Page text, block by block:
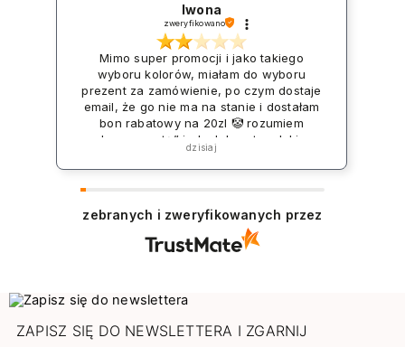
Iwona
zweryfikowano
Mimo super promocji i jako takiego
wyboru kolorów, miałam do wyboru
prezent za zamówienie, po czym dostaje
email, że go nie ma na stanie i dostałam
bon rabatowy na 20zl 🤡 rozumiem
„rekompensatę” jednak koszt np lakieru
to 39zł plus koszt przesyłki co jest w
żaden sposób niezadowalające.
dzisiaj
zebranych i zweryfikowanych przez
ZAPISZ SIĘ DO NEWSLETTERA I ZGARNIJ